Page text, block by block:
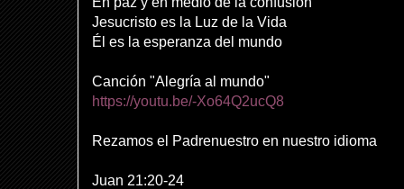
Jesucristo es la Luz de la Vida
Él es la esperanza del mundo
Canción "Alegría al mundo"
https://youtu.be/-Xo64Q2ucQ8
Rezamos el Padrenuestro en nuestro idioma
Juan 21:20-24